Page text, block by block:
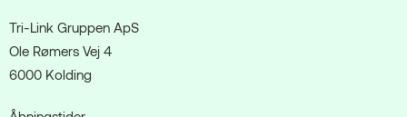
Tri-Link Gruppen ApS
Ole Rømers Vej 4
6000 Kolding